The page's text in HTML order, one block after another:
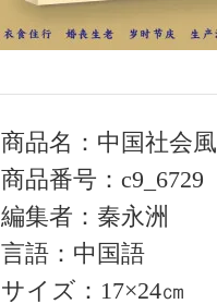
商品名：中国社会
商品番号：c9_6729
編集者：秦永洲
言語：中国語
サイズ：17×24㎝